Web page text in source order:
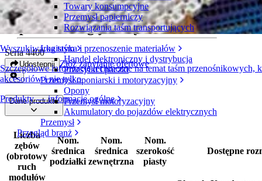
Wyszukiwarka taśm
Szczegółowe informacje techniczne na temat taśm przenośnikowych,
akcesoriów i nie tylko
Produkty — informacje ogólne
Towary konsumpcyjne
Przemysł papierniczy
Rozwiązania taśm transportujących
Logistyka i przenoszenie materiałów
Handel elektroniczny i dystrybucja
Przesyłki i paczki
Przemysł oponiarski i motoryzacyjny
Opony
Przemysł motoryzacyjny
Akumulatory do pojazdów elektrycznych
Przemysł
Przegląd branż
Dzielone koła zębate z nylonu z
naprzemianległymi zębami
Seria 4400
Udostępnij Złóż zapytanie ofertowe
Dane produktu
Liczba
zębów
(obrotowy
ruch
modułów
Nom.
średnica
podziałki
Nom.
średnica
zewnętrzna
Nom.
szerokość
piasty
Dostępne